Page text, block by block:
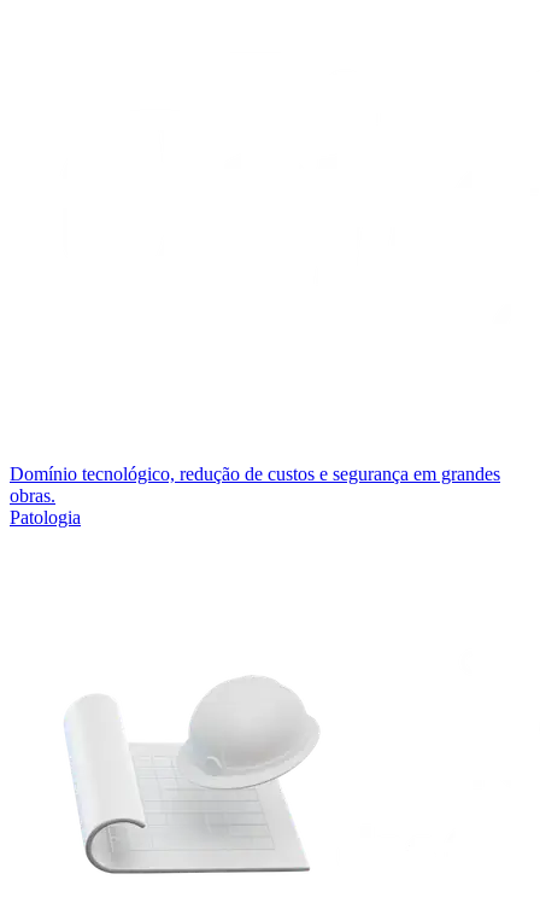
Domínio tecnológico, redução de custos e segurança em grandes
obras.
Patologia